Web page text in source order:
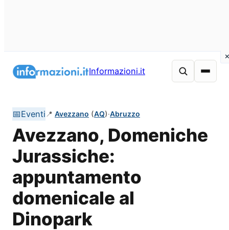
Informazioni.it
📅Eventi 📍 Avezzano (AQ)·Abruzzo
Avezzano, Domeniche
Jurassiche:
appuntamento
domenicale al
Dinopark